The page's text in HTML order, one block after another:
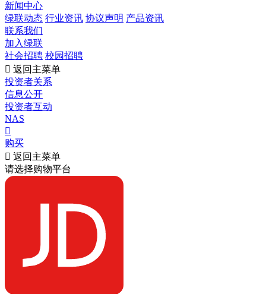
新闻中心
绿联动态 行业资讯 协议声明 产品资讯
联系我们
加入绿联
社会招聘 校园招聘
 返回主菜单
投资者关系
信息公开
投资者互动
NAS

购买
 返回主菜单
请选择购物平台